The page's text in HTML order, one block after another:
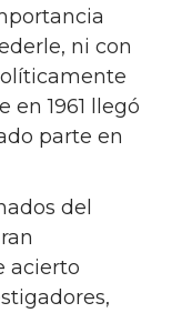
ni con
1961 llegó
parte en
del
acierto